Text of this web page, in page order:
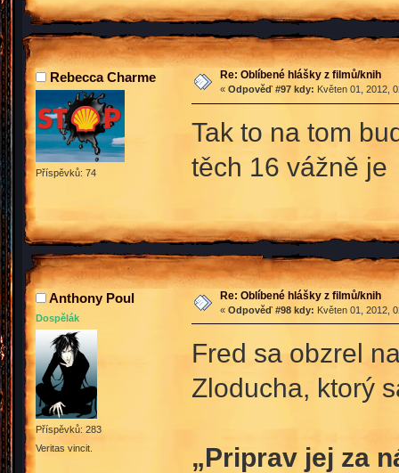
Rebecca Charme
Příspěvků: 74
Re: Oblíbené hlášky z filmů/knih
« Odpověď #97 kdy: Květen 01, 2012,
Tak to na tom
těch 16 vážně
Anthony Poul
Dospělák
Příspěvků: 283
Veritas vincit.
Re: Oblíbené hlášky z filmů/knih
« Odpověď #98 kdy: Květen 01, 2012,
Fred sa obzrel
Zloducha, ktorý
„Priprav jej za